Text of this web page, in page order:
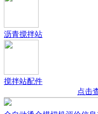
沥青搅拌站
搅拌站配件
点击